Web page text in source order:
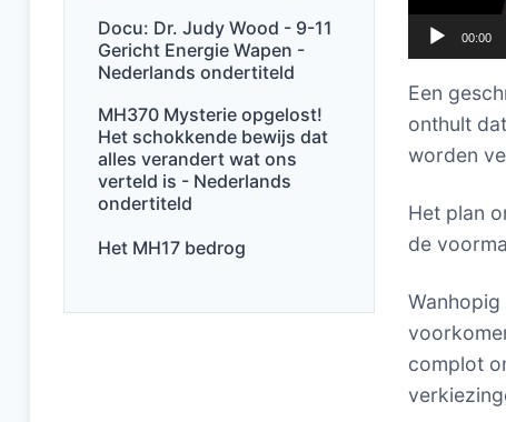
Docu: Dr. Judy Wood - 9-11
Gericht Energie Wapen -
Nederlands ondertiteld
MH370 Mysterie opgelost!
Het schokkende bewijs dat
alles verandert wat ons
verteld is - Nederlands
ondertiteld
Het MH17 bedrog
00:00
Een
onthult
worden
Het plan
de
Wanhopig
complot